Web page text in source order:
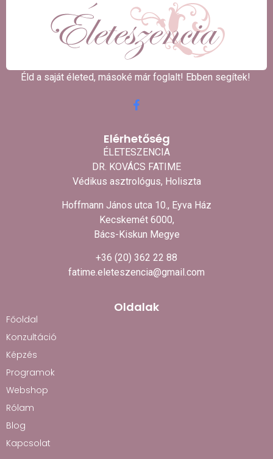
Éld a saját életed, másoké már foglalt! Ebben segítek! ​
Elérhetőség
ÉLETESZENCIA
DR. KOVÁCS FATIME
Védikus asztrológus, Holiszta
Hoffmann János utca 10., Eyva Ház
Kecskemét 6000,
Bács-Kiskun Megye
+36 (20) 362 22 88
fatime.eleteszencia@gmail.com
Oldalak
Főoldal
Konzultáció
Képzés
Programok
Webshop
Rólam
Blog
Kapcsolat